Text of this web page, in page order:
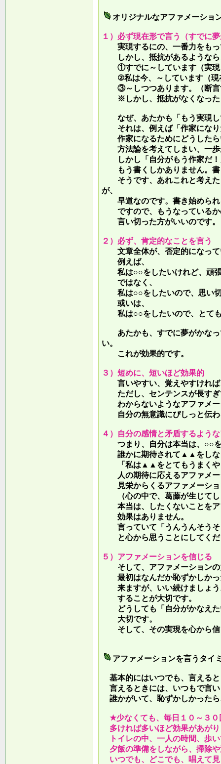
オリジナルなアファメーショ
１）必ず現在形で言う（すでに
実現するにの、一番力をもっ
しかし、抵抗があるような
①すでに～しています（実現
②私は今、～しています（現
③～しつつあります。（断言
※しかし、抵抗がなくなった
なぜ、あたかも「もう実現し
それは、例えば「作家になり
作家になるためにどうしたら
方法論を考えてしまい、一歩
しかし「自分がもう作家だ！
もう書くしかありません。書
そうです、あれこれと考えた
が、
早道なのです。書き始められ
ですので、もうなっているか
言い切った方がいいのです。
２）必ず、肯定的なことを言う
文章全体が、否定的になっ
例えば、
私は○○をしたいけれど、頑張
ではなく、
私は○○をしたいので、思い切
或いは、
私は○○をしたいので、とても
あたかも、すでに夢がかなっ
い。
これが効果的です。
３）短めに、短いほど効果的
言いやすい、覚えやすければ
ただし、センテンスが長すぎ
わからないようなアファメー
自分の無意識にぴしっと伝わ
４）自分の感情と矛盾するよう
つまり、自分は本当は、○○を
誰かに期待されて▲▲をしな
「私は▲▲をとてもうまくや
人の期待に応えるアファメ
見栄からくるアファメーショ
（心の中で、葛藤が生じてし
本当は、したくないことをア
効果はありません。
言っていて 「うんうんそう
と心から思うことにしてくだ
５）アファメーションを信じる
そして、アファメーションの
最初はなんだか恥ずかしかっ
来ますが、いい続けましょう
することが大切です。
どうしても「自分がかなえた
大切です。
そして、その実現を心から信
アファメーションを言うタイ
基本的にはいつでも、言える
言えるときには、いつもで言
誰かがいて、恥ずかしかった
★少なくても、毎日１０～３０
多ければ多いほど効果があが
トイレの中、一人の時間、歩
夕飯の準備をしながら、掃除
いつでも、どこでも、唱えて